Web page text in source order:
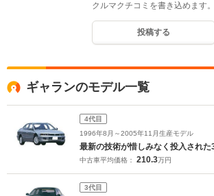
クルマクチコミを書き込めます。
投稿する
ギャランのモデル一覧
4代目
1996年8月～2005年11月生産モデル
最新の技術が惜しみなく投入され
中古車平均価格： 210.3万円
3代目